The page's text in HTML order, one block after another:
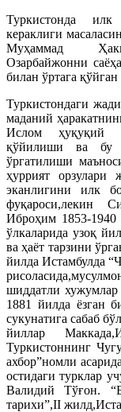
Туркистонда
кераклиги
Муҳаммад
Озарбайжонни
билан ўртага қўйган
Туркистондаги
маданий
Ислом ҳуқуқий
қўйилиши ва бу
ўргатилиши
ҳуррият орзулари
эканлигини илк
фуқароси,лекин
Иброҳим 1853-
ўлкаларида узоқ
ва ҳаёт тарзини
йилда Истамбулда
шиддатли
1881 йилда ёзган
сукунатига сабаб
йиллар
Туркистоннинг
ахбор”номли
остидаги турклар
Валидий Тўғон.
тарихи”,II